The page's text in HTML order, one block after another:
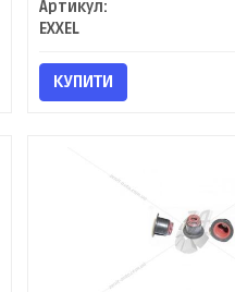
Артикул:
EXXEL
КУПИТИ